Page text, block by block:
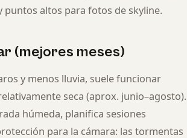
puntos altos para fotos de skyline.
(mejores meses)
y menos lluvia, suele funcionar
seca (aprox. junio–agosto).
húmeda, planifica sesiones
para la cámara: las tormentas